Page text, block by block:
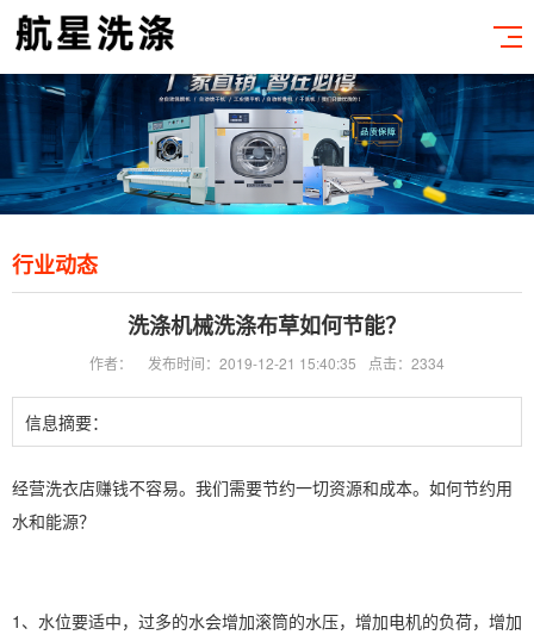
行业动态
洗涤机械洗涤布草如何节能？
作者： 发布时间：2019-12-21 15:40:35 点击：2334
信息摘要：
经营洗衣店赚钱不容易。我们需要节约一切资源和成本。如何节约用
水和能源？
1、水位要适中，过多的水会增加滚筒的水压，增加电机的负荷，增加